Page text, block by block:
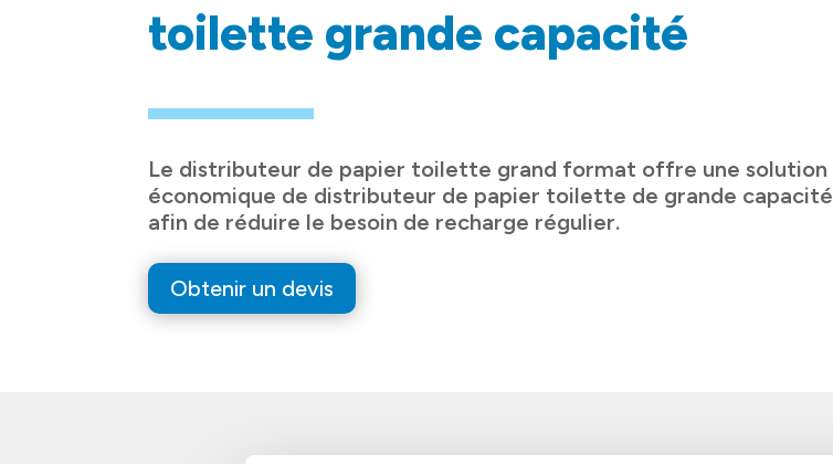
toilette grande capacité
Le distributeur de papier toilette grand format offre une solution
économique de distributeur de papier toilette de grande capacité
afin de réduire le besoin de recharge régulier.
Obtenir un devis